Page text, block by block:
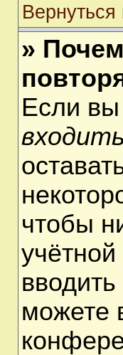
Вернуться
»
Если
чтобы
можете